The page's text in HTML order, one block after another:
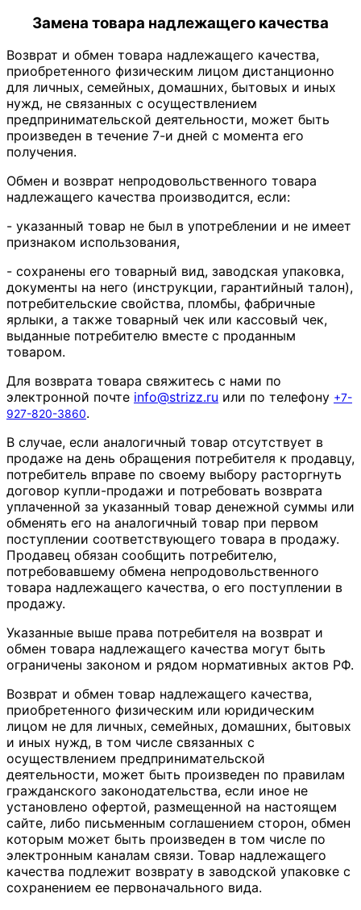
Замена товара надлежащего качества
Возврат и обмен товара надлежащего качества,
приобретенного физическим лицом дистанционно
для личных, семейных, домашних, бытовых и иных
нужд, не связанных с осуществлением
предпринимательской деятельности, может быть
произведен в течение 7-и дней с момента его
получения.
Обмен и возврат непродовольственного товара
надлежащего качества производится, если:
- указанный товар не был в употреблении и не имеет
признаком использования,
- сохранены его товарный вид, заводская упаковка,
документы на него (инструкции, гарантийный талон),
потребительские свойства, пломбы, фабричные
ярлыки, а также товарный чек или кассовый чек,
выданные потребителю вместе с проданным
товаром.
Для возврата товара свяжитесь с нами по
электронной почте info@strizz.ru или по телефону +7-
927-820-3860.
В случае, если аналогичный товар отсутствует в
продаже на день обращения потребителя к продавцу,
потребитель вправе по своему выбору расторгнуть
договор купли-продажи и потребовать возврата
уплаченной за указанный товар денежной суммы или
обменять его на аналогичный товар при первом
поступлении соответствующего товара в продажу.
Продавец обязан сообщить потребителю,
потребовавшему обмена непродовольственного
товара надлежащего качества, о его поступлении в
продажу.
Указанные выше права потребителя на возврат и
обмен товара надлежащего качества могут быть
ограничены законом и рядом нормативных актов РФ.
Возврат и обмен товар надлежащего качества,
приобретенного физическим или юридическим
лицом не для личных, семейных, домашних, бытовых
и иных нужд, в том числе связанных с
осуществлением предпринимательской
деятельности, может быть произведен по правилам
гражданского законодательства, если иное не
установлено офертой, размещенной на настоящем
сайте, либо письменным соглашением сторон, обмен
которым может быть произведен в том числе по
электронным каналам связи. Товар надлежащего
качества подлежит возврату в заводской упаковке с
сохранением ее первоначального вида.